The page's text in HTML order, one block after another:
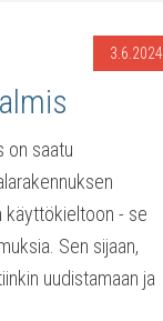
3.6.2024
on saatu
käyttökieltoon - se
Sen sijaan,
uudistamaan ja